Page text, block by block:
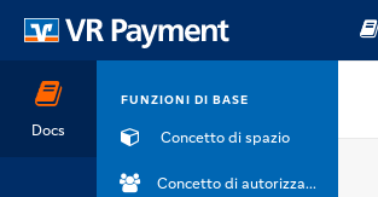
Docs
FUNZIONI DI BASE
Concetto di spazio
Concetto di autorizzazione